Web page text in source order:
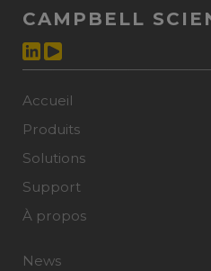
CAMPBELL
Accueil
Produits
Solutions
Support
À propos
News